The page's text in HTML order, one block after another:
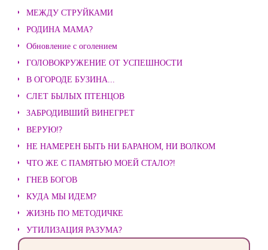
МЕЖДУ СТРУЙКАМИ
РОДИНА МАМА?
Обновление с оголением
ГОЛОВОКРУЖЕНИЕ ОТ УСПЕШНОСТИ
В ОГОРОДЕ БУЗИНА...
СЛЕТ БЫЛЫХ ПТЕНЦОВ
ЗАБРОДИВШИЙ ВИНЕГРЕТ
ВЕРУЮ!?
НЕ НАМЕРЕН БЫТЬ НИ БАРАНОМ, НИ ВОЛКОМ
ЧТО ЖЕ С ПАМЯТЬЮ МОЕЙ СТАЛО?!
ГНЕВ БОГОВ
КУДА МЫ ИДЕМ?
ЖИЗНЬ ПО МЕТОДИЧКЕ
УТИЛИЗАЦИЯ РАЗУМА?